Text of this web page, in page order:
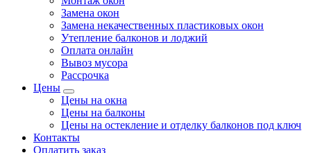
Замена окон
Замена некачественных пластиковых окон
Утепление балконов и лоджий
Оплата онлайн
Вывоз мусора
Рассрочка
Цены
Цены на окна
Цены на балконы
Цены на остекление и отделку балконов под ключ
Контакты
Оплатить заказ